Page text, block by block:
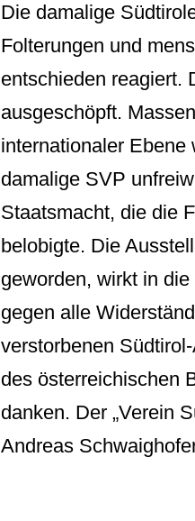
Die damalige
Folterungen und
entschieden reagiert.
ausgeschöpft.
internationaler
damalige SVP
Staatsmacht, die die
belobigte. Die
geworden, wirkt in
gegen alle
verstorbenen
des österreichischen
danken. Der „Verein
Andreas